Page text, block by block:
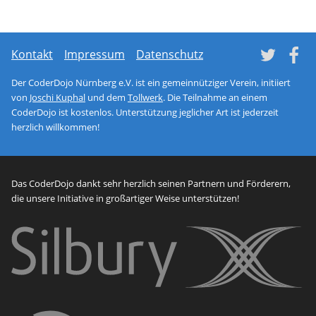
Kontakt Impressum Datenschutz
Der CoderDojo Nürnberg e.V. ist ein gemeinnütziger Verein, initiiert
von Joschi Kuphal und dem Tollwerk. Die Teilnahme an einem
CoderDojo ist kostenlos. Unterstützung jeglicher Art ist jederzeit
herzlich willkommen!
Das CoderDojo dankt sehr herzlich seinen Partnern und Förderern,
die unsere Initiative in großartiger Weise unterstützen!